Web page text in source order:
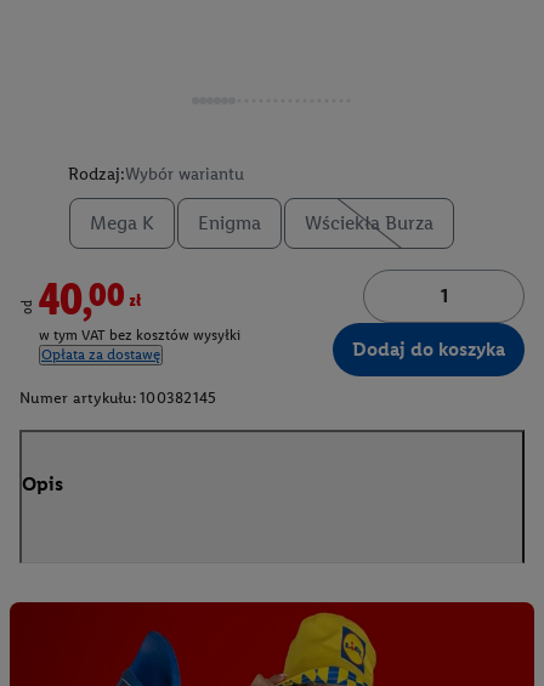
Rodzaj:Wybór wariantu
Mega K Enigma Wściekła Burza
od 40,00zł
w tym VAT bez kosztów wysyłki
Opłata za dostawę
Dodaj do koszyka
Numer artykułu: 100382145
Opis